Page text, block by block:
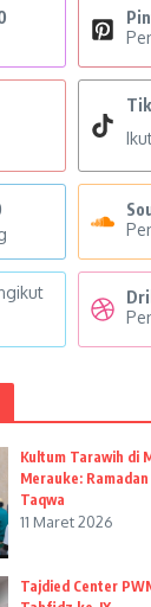
Kultum Tarawih di
Merauke:
Taqwa
11 Maret 2026
Tajdied Center